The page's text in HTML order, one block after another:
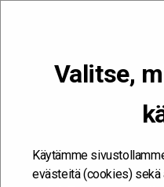
Valitse,
Käytämme
evästeitä (cookies) sekä
Kehitän ja kehityn
Työyhteisö